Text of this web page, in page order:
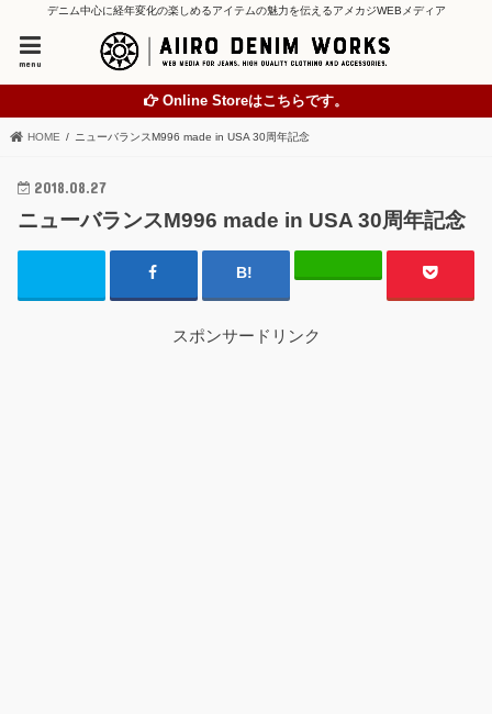
デニム中心に経年変化の楽しめるアイテムの魅力を伝えるアメカジWEBメディア
menu
Online Storeはこちらです。
HOME ニューバランスM996 made in USA 30周年記念
2018.08.27
ニューバランスM996 made in USA 30周年記念
スポンサードリンク